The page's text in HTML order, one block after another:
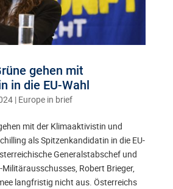
gehen mit
in die EU-Wahl
| Europe in brief
mit der Klimaaktivistin und
als Spitzenkandidatin in die EU-
Generalstabschef und
Robert Brieger,
langfristig nicht aus. Österreichs